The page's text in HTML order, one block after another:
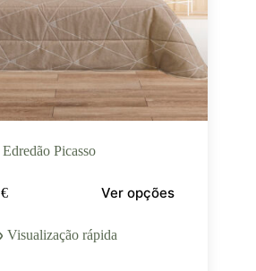
Edredão Picasso
€ Ver opções
Visualização rápida